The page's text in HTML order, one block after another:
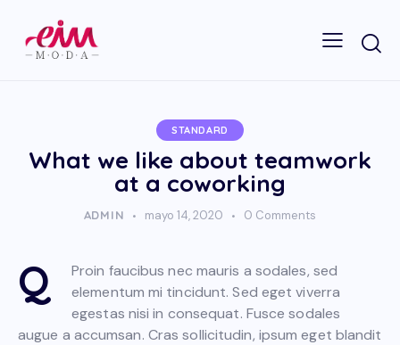
STANDARD
What we like about teamwork
at a coworking
ADMIN mayo 14, 2020 0 Comments
Q
Proin faucibus nec mauris a sodales, sed
elementum mi tincidunt. Sed eget viverra
egestas nisi in consequat. Fusce sodales
augue a accumsan. Cras sollicitudin, ipsum eget blandit